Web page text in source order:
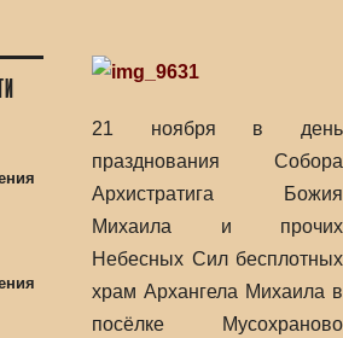
21 ноября в день
празднования Собора
Архистратига Божия
Михаила и прочих
Небесных Сил бесплотных
храм Архангела Михаила в
посёлке Мусохраново